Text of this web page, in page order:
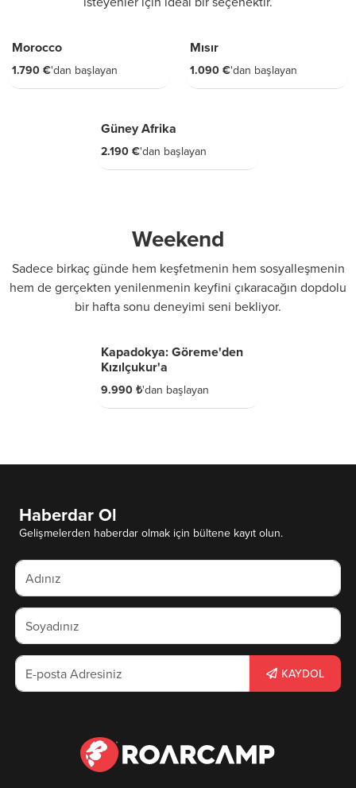
Morocco
1.790 €'dan başlayan
Mısır
1.090 €'dan başlayan
Güney Afrika
2.190 €'dan başlayan
Weekend
Sadece birkaç günde hem keşfetmenin hem sosyalleşmenin
hem de gerçekten yenilenmenin keyfini çıkaracağın dopdolu
bir hafta sonu deneyimi seni bekliyor.
Kapadokya: Göreme'den
Kızılçukur'a
9.990 ₺'dan başlayan
Haberdar Ol
Gelişmelerden haberdar olmak için bültene kayıt olun.
KAYDOL